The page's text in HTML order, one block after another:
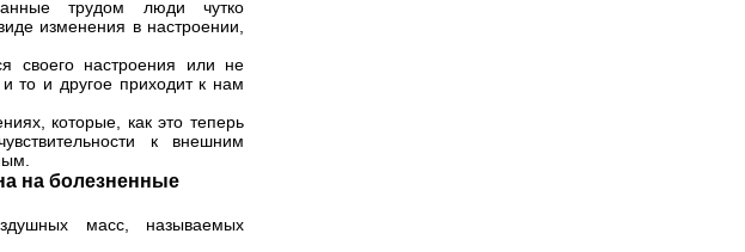
трудом люди чутко
изменения в настроении,
своего настроения или не
то и другое приходит к нам
которые, как это теперь
к внешним
на болезненные
масс, называемых